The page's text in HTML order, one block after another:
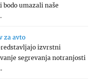
umazali naše
za avto
izvrstni
segrevanja notranjosti